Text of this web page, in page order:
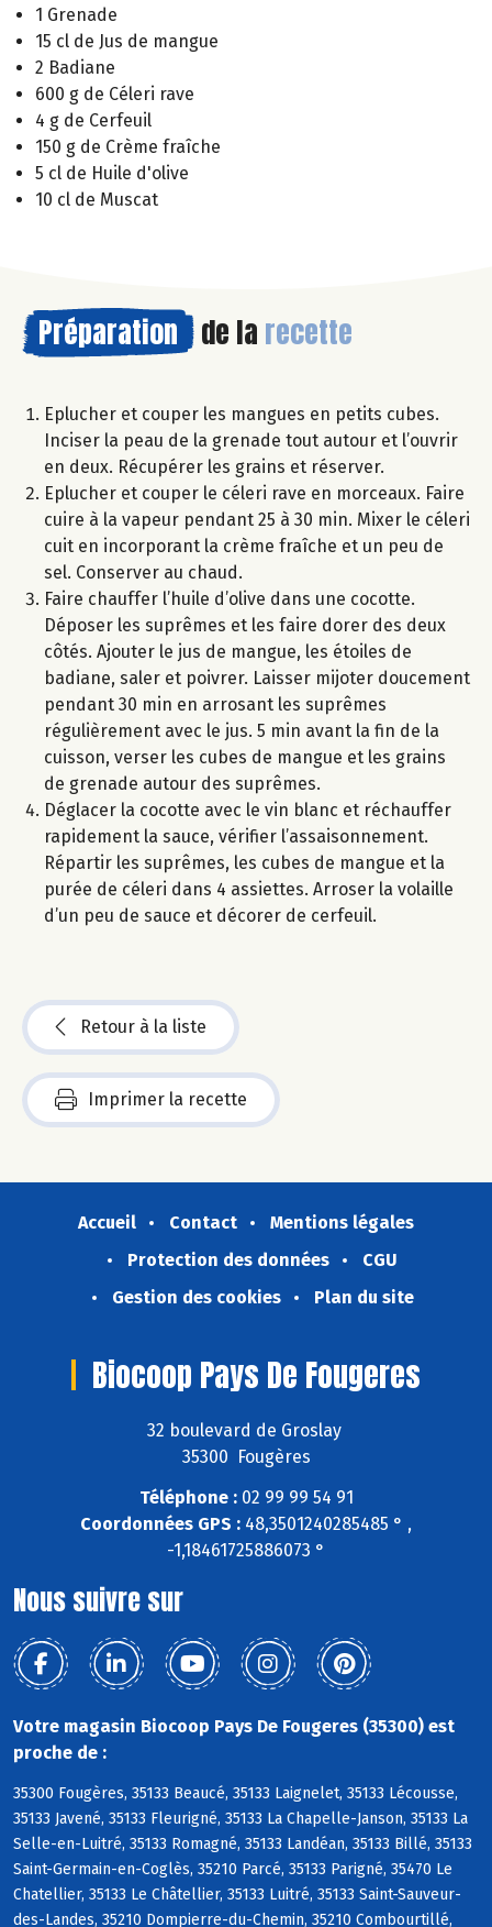
1 Grenade
15 cl de Jus de mangue
2 Badiane
600 g de Céleri rave
4 g de Cerfeuil
150 g de Crème fraîche
5 cl de Huile d'olive
10 cl de Muscat
Préparation de la recette
Eplucher et couper les mangues en petits cubes.
Inciser la peau de la grenade tout autour et l’ouvrir
en deux. Récupérer les grains et réserver.
Eplucher et couper le céleri rave en morceaux. Faire
cuire à la vapeur pendant 25 à 30 min. Mixer le céleri
cuit en incorporant la crème fraîche et un peu de
sel. Conserver au chaud.
Faire chauffer l’huile d’olive dans une cocotte.
Déposer les suprêmes et les faire dorer des deux
côtés. Ajouter le jus de mangue, les étoiles de
badiane, saler et poivrer. Laisser mijoter doucement
pendant 30 min en arrosant les suprêmes
régulièrement avec le jus. 5 min avant la fin de la
cuisson, verser les cubes de mangue et les grains
de grenade autour des suprêmes.
Déglacer la cocotte avec le vin blanc et réchauffer
rapidement la sauce, vérifier l’assaisonnement.
Répartir les suprêmes, les cubes de mangue et la
purée de céleri dans 4 assiettes. Arroser la volaille
d’un peu de sauce et décorer de cerfeuil.
Retour à la liste
Imprimer la recette
Accueil Contact
Mentions légales
Protection des données
CGU
Gestion des cookies
Plan du site
Biocoop Pays De Fougeres
32 boulevard de Groslay
35300 Fougères
Téléphone :02 99 99 54 91
Coordonnées GPS : 48,3501240285485 ° ,
-1,18461725886073 °
Nous suivre sur
Votre magasin Biocoop Pays De Fougeres (35300) est
proche de :
35300 Fougères, 35133 Beaucé, 35133 Laignelet, 35133 Lécousse,
35133 Javené, 35133 Fleurigné, 35133 La Chapelle-Janson, 35133 La
Selle-en-Luitré, 35133 Romagné, 35133 Landéan, 35133 Billé, 35133
Saint-Germain-en-Coglès, 35210 Parcé, 35133 Parigné, 35470 Le
Chatellier, 35133 Le Châtellier, 35133 Luitré, 35133 Saint-Sauveur-
des-Landes, 35210 Dompierre-du-Chemin, 35210 Combourtillé,